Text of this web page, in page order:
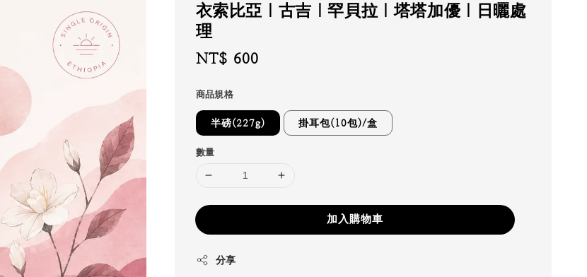
衣索比亞｜古吉｜罕貝拉｜塔塔加優｜日曬處
理
Regular
NT$ 600
商品規格
半磅(227g) 掛耳包(10包)/盒
數量
加入購物車
分享